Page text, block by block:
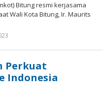
Bitung resmi kerjasama
Wali Kota Bitung, Ir. Maurits
Perkuat
Indonesia